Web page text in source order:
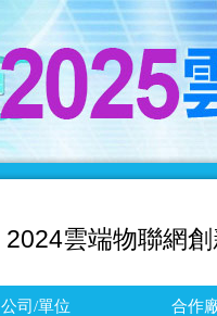
2024雲端物聯網
公司/單位 合作